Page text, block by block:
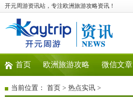
开元周游资讯站，专注欧洲旅游攻略资讯！
首页 欧洲旅游攻略 微信文章
当前位置： 首页 > 热点实讯 >